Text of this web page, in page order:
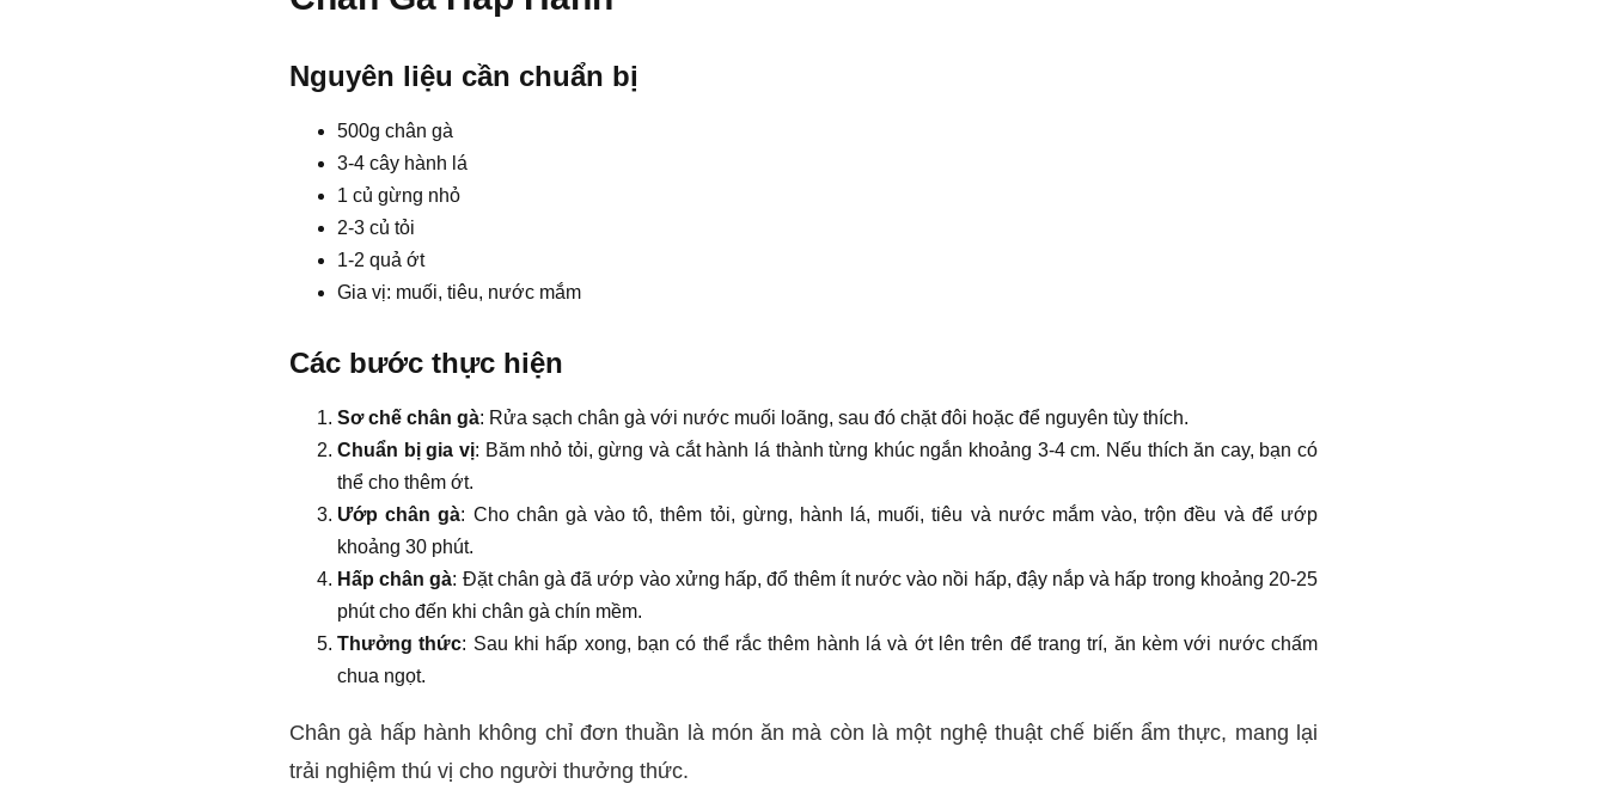
Nguyên liệu cần chuẩn bị
500g chân gà
3-4 cây hành lá
1 củ gừng nhỏ
2-3 củ tỏi
1-2 quả ớt
Gia vị: muối, tiêu, nước mắm
Các bước thực hiện
Sơ chế chân gà: Rửa sạch chân gà với nước muối loãng, sau đó chặt đôi hoặc để nguyên tùy thích.
Chuẩn bị gia vị: Băm nhỏ tỏi, gừng và cắt hành lá thành từng khúc ngắn khoảng 3-4 cm. Nếu thích ăn cay, bạn có
thể cho thêm ớt.
Ướp chân gà: Cho chân gà vào tô, thêm tỏi, gừng, hành lá, muối, tiêu và nước mắm vào, trộn đều và để ướp
khoảng 30 phút.
Hấp chân gà: Đặt chân gà đã ướp vào xửng hấp, đổ thêm ít nước vào nồi hấp, đậy nắp và hấp trong khoảng 20-25
phút cho đến khi chân gà chín mềm.
Thưởng thức: Sau khi hấp xong, bạn có thể rắc thêm hành lá và ớt lên trên để trang trí, ăn kèm với nước chấm
chua ngọt.
Chân gà hấp hành không chỉ đơn thuần là món ăn mà còn là một nghệ thuật chế biến ẩm thực, mang lại
trải nghiệm thú vị cho người thưởng thức.